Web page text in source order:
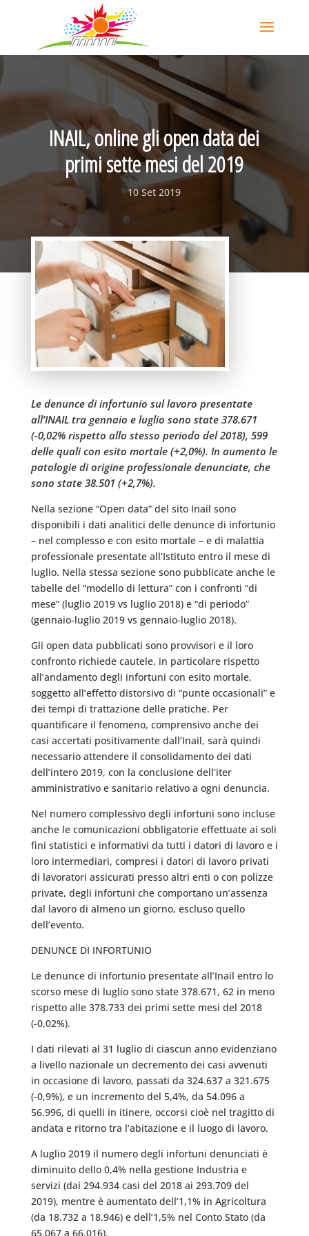
INAIL, online gli open data dei
primi sette mesi del 2019
10 Set 2019
Le denunce di infortunio sul lavoro presentate
all’INAIL tra gennaio e luglio sono state 378.671
(-0,02% rispetto allo stesso periodo del 2018), 599
delle quali con esito mortale (+2,0%). In aumento le
patologie di origine professionale denunciate, che
sono state 38.501 (+2,7%).
Nella sezione “Open data” del sito Inail sono
disponibili i dati analitici delle denunce di infortunio
– nel complesso e con esito mortale – e di malattia
professionale presentate all’Istituto entro il mese di
luglio. Nella stessa sezione sono pubblicate anche le
tabelle del “modello di lettura” con i confronti “di
mese” (luglio 2019 vs luglio 2018) e “di periodo”
(gennaio-luglio 2019 vs gennaio-luglio 2018).
Gli open data pubblicati sono provvisori e il loro
confronto richiede cautele, in particolare rispetto
all’andamento degli infortuni con esito mortale,
soggetto all’effetto distorsivo di “punte occasionali” e
dei tempi di trattazione delle pratiche. Per
quantificare il fenomeno, comprensivo anche dei
casi accertati positivamente dall’Inail, sarà quindi
necessario attendere il consolidamento dei dati
dell’intero 2019, con la conclusione dell’iter
amministrativo e sanitario relativo a ogni denuncia.
Nel numero complessivo degli infortuni sono incluse
anche le comunicazioni obbligatorie effettuate ai soli
fini statistici e informativi da tutti i datori di lavoro e i
loro intermediari, compresi i datori di lavoro privati
di lavoratori assicurati presso altri enti o con polizze
private, degli infortuni che comportano un’assenza
dal lavoro di almeno un giorno, escluso quello
dell’evento.
DENUNCE DI INFORTUNIO
Le denunce di infortunio presentate all’Inail entro lo
scorso mese di luglio sono state 378.671, 62 in meno
rispetto alle 378.733 dei primi sette mesi del 2018
(-0,02%).
I dati rilevati al 31 luglio di ciascun anno evidenziano
a livello nazionale un decremento dei casi avvenuti
in occasione di lavoro, passati da 324.637 a 321.675
(-0,9%), e un incremento del 5,4%, da 54.096 a
56.996, di quelli in itinere, occorsi cioè nel tragitto di
andata e ritorno tra l’abitazione e il luogo di lavoro.
A luglio 2019 il numero degli infortuni denunciati è
diminuito dello 0,4% nella gestione Industria e
servizi (dai 294.934 casi del 2018 ai 293.709 del
2019), mentre è aumentato dell’1,1% in Agricoltura
(da 18.732 a 18.946) e dell’1,5% nel Conto Stato (da
65.067 a 66.016).